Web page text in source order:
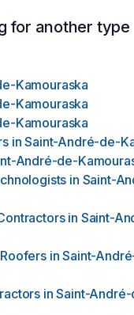
for another type
Kamouraska
Kamouraska
Kamouraska
in Saint-André-de-
André-de-
in Saint-
in Saint-
in Saint-
in Saint-